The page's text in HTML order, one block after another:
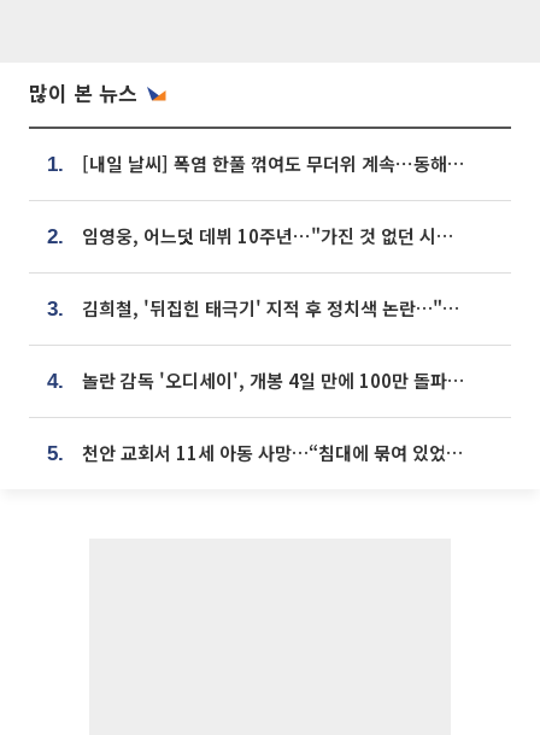
많이 본 뉴스
1. [내일 날씨] 폭염 한풀 꺾여도 무더위 계속⋯동해안 이틀 연속 비
2. 임영웅, 어느덧 데뷔 10주년⋯"가진 것 없던 시절, 내 앞엔 20명의 팬뿐"
3. 김희철, '뒤집힌 태극기' 지적 후 정치색 논란…"좌우 떠나 우리나라 국기"
4. 놀란 감독 '오디세이', 개봉 4일 만에 100만 돌파⋯'왕사남' 보다 빠르다
5. 천안 교회서 11세 아동 사망…“침대에 묶여 있었다” 진술 확보